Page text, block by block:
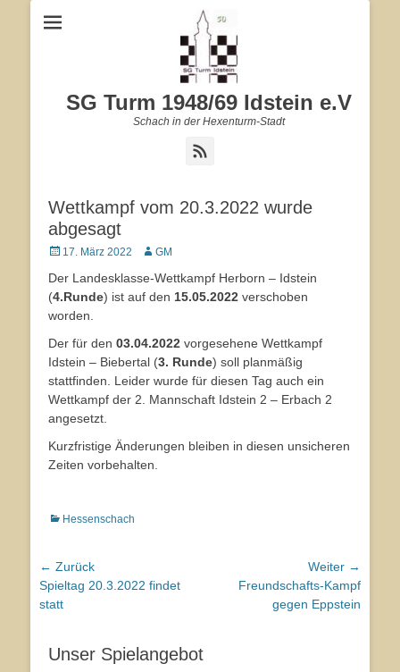
SG Turm 1948/69 Idstein e.V
Schach in der Hexenturm-Stadt
Wettkampf vom 20.3.2022 wurde
abgesagt
Veröffentlicht
17. März 2022 Autor
GM
Der Landesklasse-Wettkampf Herborn – Idstein
(4.Runde) ist auf den 15.05.2022 verschoben
worden.
Der für den 03.04.2022 vorgesehene Wettkampf
Idstein – Biebertal (3. Runde) soll planmäßig
stattfinden. Leider wurde für diesen Tag auch ein
Wettkampf der 2. Mannschaft Idstein 2 – Erbach 2
angesetzt.
Kurzfristige Änderungen bleiben in diesen unsicheren
Zeiten vorbehalten.
Kategorien
Hessenschach
Beitragsnavigation
← Zurück
Vorhergehender
Beitrag:
Spieltag 20.3.2022 findet
statt
Weiter →
NächsterFreundschafts-Kampf
gegen Eppstein
Unser Spielangebot